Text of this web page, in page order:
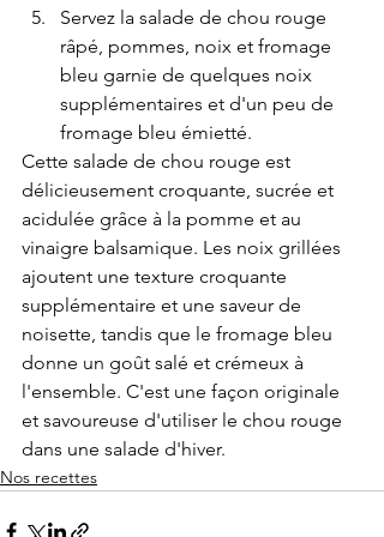
Servez la salade de chou rouge
râpé, pommes, noix et fromage
bleu garnie de quelques noix
supplémentaires et d'un peu de
fromage bleu émietté.
Cette salade de chou rouge est
délicieusement croquante, sucrée et
acidulée grâce à la pomme et au
vinaigre balsamique. Les noix grillées
ajoutent une texture croquante
supplémentaire et une saveur de
noisette, tandis que le fromage bleu
donne un goût salé et crémeux à
l'ensemble. C'est une façon originale
et savoureuse d'utiliser le chou rouge
dans une salade d'hiver.
Nos recettes